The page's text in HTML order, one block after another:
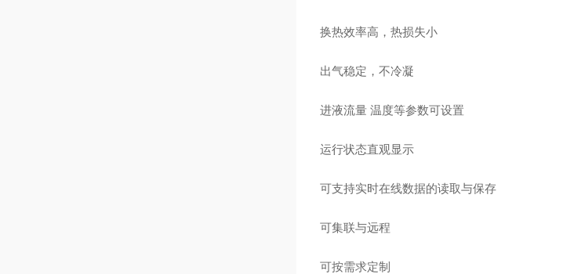
换热效率高，热损失小
出气稳定，不冷凝
进液流量 温度等参数可设置
运行状态直观显示
可支持实时在线数据的读取与保存
可集联与远程
可按需求定制